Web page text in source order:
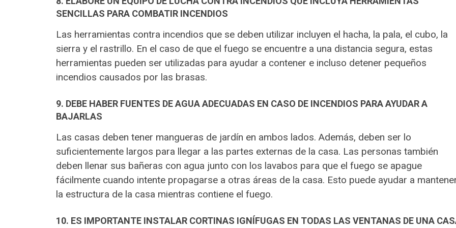
SENCILLAS PARA COMBATIR INCENDIOS
Las herramientas contra incendios que se deben utilizar incluyen el hacha, la pala, el cubo, la
sierra y el rastrillo. En el caso de que el fuego se encuentre a una distancia segura, estas
herramientas pueden ser utilizadas para ayudar a contener e incluso detener pequeños
incendios causados por las brasas.
9. DEBE HABER FUENTES DE AGUA ADECUADAS EN CASO DE INCENDIOS PARA AYUDAR A
BAJARLAS
Las casas deben tener mangueras de jardín en ambos lados. Además, deben ser lo
suficientemente largos para llegar a las partes externas de la casa. Las personas también
deben llenar sus bañeras con agua junto con los lavabos para que el fuego se apague
fácilmente cuando intente propagarse a otras áreas de la casa. Esto puede ayudar a
la estructura de la casa mientras contiene el fuego.
10. ES IMPORTANTE INSTALAR CORTINAS IGNÍFUGAS EN TODAS LAS VENTANAS DE UNA